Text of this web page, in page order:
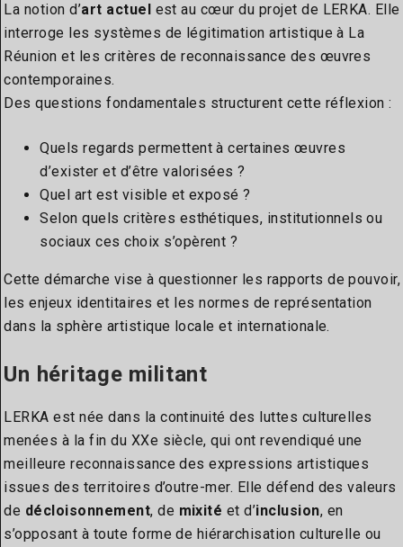
La notion d’art actuel est au cœur du projet de LERKA. Elle
interroge les systèmes de légitimation artistique à La
Réunion et les critères de reconnaissance des œuvres
contemporaines.
Des questions fondamentales structurent cette réflexion :
Quels regards permettent à certaines œuvres
d’exister et d’être valorisées ?
Quel art est visible et exposé ?
Selon quels critères esthétiques, institutionnels ou
sociaux ces choix s’opèrent ?
Cette démarche vise à questionner les rapports de pouvoir,
les enjeux identitaires et les normes de représentation
dans la sphère artistique locale et internationale.
Un héritage militant
LERKA est née dans la continuité des luttes culturelles
menées à la fin du XXe siècle, qui ont revendiqué une
meilleure reconnaissance des expressions artistiques
issues des territoires d’outre-mer. Elle défend des valeurs
de décloisonnement, de mixité et d’inclusion, en
s’opposant à toute forme de hiérarchisation culturelle ou